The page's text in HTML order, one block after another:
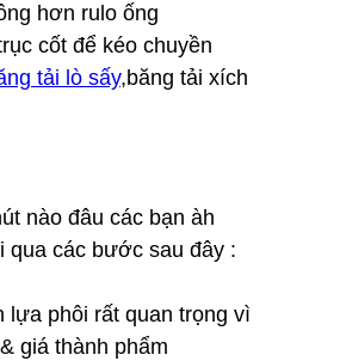
hơn rulo ống
cốt để kéo chuyền
tải lò sấy,băng tải xích
nào đâu các bạn àh
qua các bước sau đây :
lựa phôi rất quan trọng vì
giá thành phẩm